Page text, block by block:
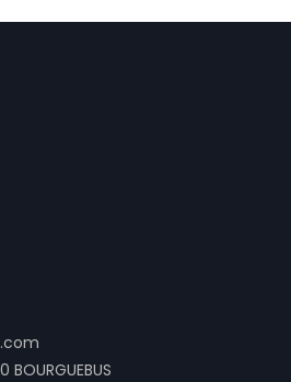
BOURGUEBUS